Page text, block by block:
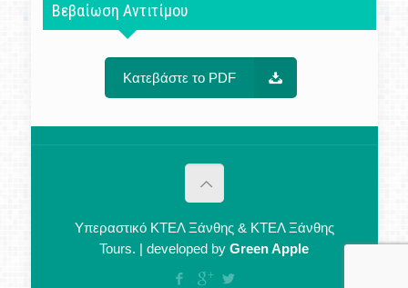
Βεβαίωση Αντιτίμου
Κατεβάστε το PDF
Υπεραστικό ΚΤΕΛ Ξάνθης & ΚΤΕΛ Ξάνθης
Tours. | developed by Green Apple